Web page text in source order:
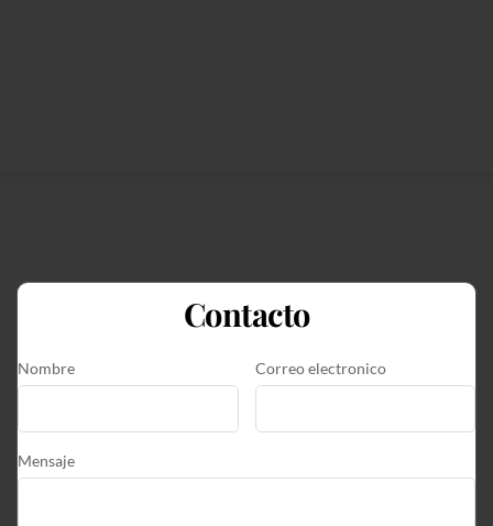
Contacto
Nombre Correo electronico
Mensaje